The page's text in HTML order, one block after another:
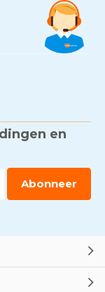
en
Abonneer